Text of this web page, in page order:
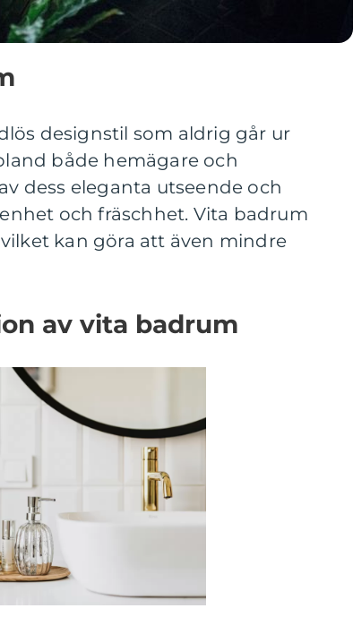
designstil som aldrig går ur
både hemägare och
dess eleganta utseende och
och fräschhet. Vita badrum
kan göra att även mindre
av vita badrum